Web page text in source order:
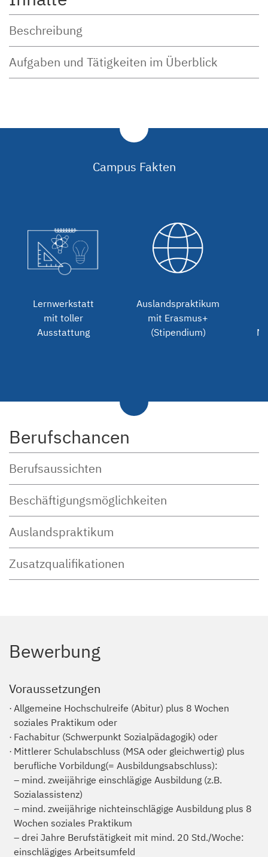
Beschreibung
Aufgaben und Tätigkeiten im Überblick
Campus Fakten
Lernwerkstatt
mit toller
Ausstattung
Auslandspraktikum
mit Erasmus+
(Stipendium)
Berufschancen
Berufsaussichten
Beschäftigungsmöglichkeiten
Auslandspraktikum
Zusatzqualifikationen
Bewerbung
Voraussetzungen
Allgemeine Hochschulreife (Abitur) plus 8 Wochen
soziales Praktikum oder
Fachabitur (Schwerpunkt Sozialpädagogik) oder
Mittlerer Schulabschluss (MSA oder gleichwertig) plus
berufliche Vorbildung(= Ausbildungsabschluss):
– mind. zweijährige einschlägige Ausbildung (z.B.
Sozialassistenz)
– mind. zweijährige nichteinschlägige Ausbildung plus 8
Wochen soziales Praktikum
– drei Jahre Berufstätigkeit mit mind. 20 Std./Woche:
einschlägiges Arbeitsumfeld